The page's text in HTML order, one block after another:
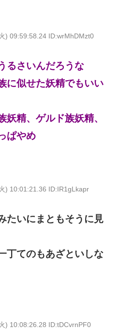
) 09:59:58.24 ID:wrMhDMzt0
るさいんだろうな
に似せた妖精でもいい
妖精、ゲルド族妖精、
ぱやめ
) 10:01:21.36 ID:IR1gLkapr
たいにまともそうに見
丁てのもあざといしな
) 10:08:26.28 ID:tDCvrnPF0